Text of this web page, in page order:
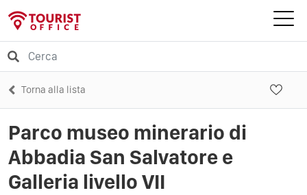
Torna alla lista
Parco museo minerario di
Abbadia San Salvatore e
Galleria livello VII